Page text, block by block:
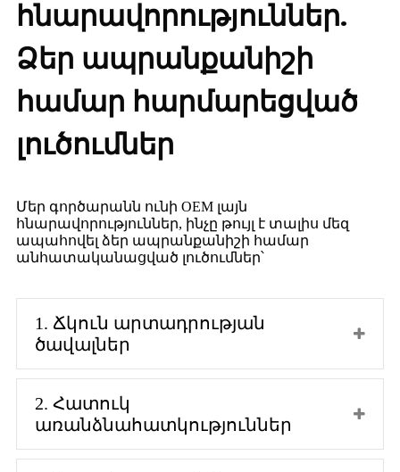
հնարավորություններ.
Ձեր ապրանքանիշի
համար հարմարեցված
լուծումներ
Մեր գործարանն ունի OEM լայն
հնարավորություններ, ինչը թույլ է տալիս մեզ
ապահովել ձեր ապրանքանիշի համար
անհատականացված լուծումներ՝
1. Ճկուն արտադրության
ծավալներ
2. Հատուկ
առանձնահատկություններ